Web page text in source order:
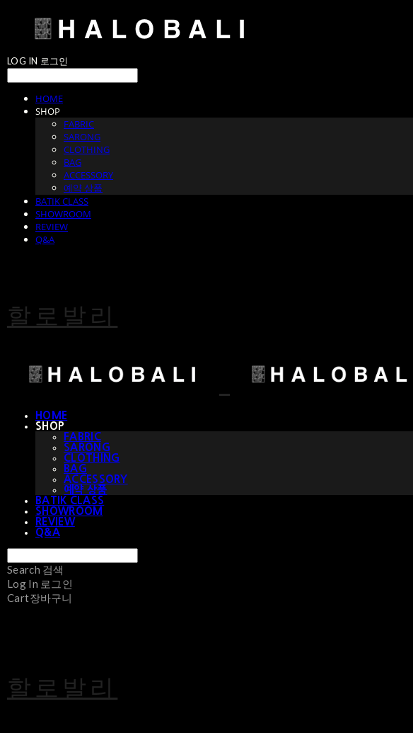
LOG IN 로그인
HOME
SHOP
FABRIC
SARONG
CLOTHING
BAG
ACCESSORY
예약 상품
BATIK CLASS
SHOWROOM
REVIEW
Q&A
할로발리
HOME
SHOP
FABRIC
SARONG
CLOTHING
BAG
ACCESSORY
예약 상품
BATIK CLASS
SHOWROOM
REVIEW
Q&A
Search 검색
Log In 로그인
Cart장바구니
할로발리